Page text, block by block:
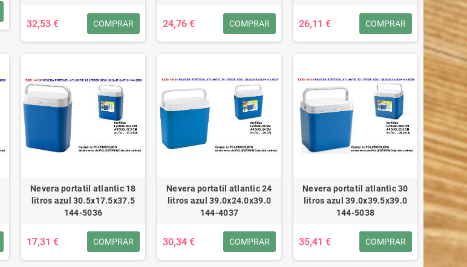
32,53 € COMPRAR 24,76 € COMPRAR 26,11 € COMPRAR
Nevera portatil atlantic 18
litros azul 30.5x17.5x37.5
144-5036
17,31 € COMPRAR
Nevera portatil atlantic 24
litros azul 39.0x24.0x39.0
144-4037
30,34 € COMPRAR
Nevera portatil atlantic 30
litros azul 39.0x39.5x39.0
144-5038
35,41 € COMPRAR